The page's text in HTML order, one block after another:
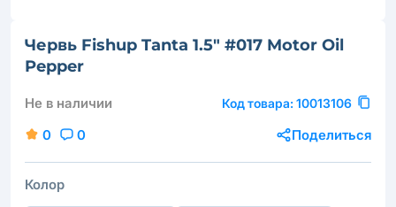
Червь Fishup Tanta 1.5" #017 Motor Oil
Pepper
Не в наличии Код товара: 10013106
0 0 Поделиться
Колор